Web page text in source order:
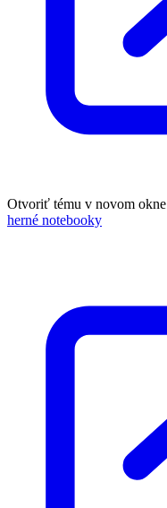
Otvoriť tému v novom okne
herné notebooky